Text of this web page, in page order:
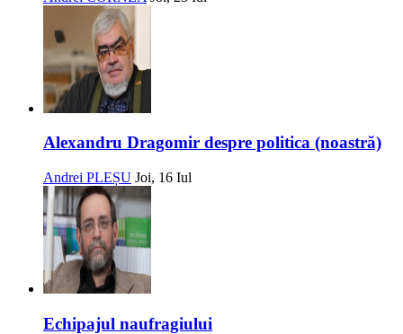
Alexandru Dragomir despre politica (noastră)
Andrei PLEȘU Joi, 16 Iul
Echipajul naufragiului